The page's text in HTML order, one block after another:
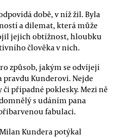
době, v níž žil. Byla
a dilemat, která může
jejich obtížnost, hloubku
člověka v nich.
způsob, jakým se odvíjejí
pravdu Kunderovi. Nejde
případné poklesky. Mezi ně
s udáním pana
fabulaci.
Kundera potýkal